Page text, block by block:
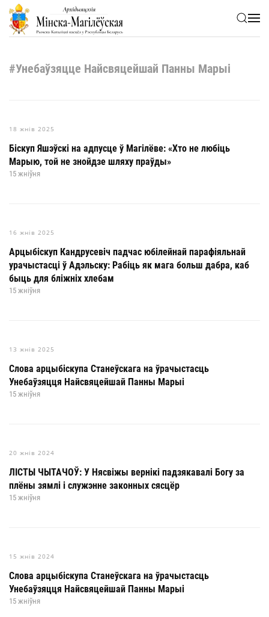
Skip to main content
#Унебаўзяцце Найсвяцейшай Панны Марыі
18 жнів 2025
Біскуп Яшэўскі на адпусце ў Магілёве: «Хто не любіць
Марыю, той не знойдзе шляху праўды»
15 жніўня
16 жнів 2025
Арцыбіскуп Кандрусевіч падчас юбілейнай парафіяльнай
урачыстасці ў Адэльску: Рабіць як мага больш дабра, каб
быць для бліжніх хлебам
15 жніўня
13 жнів 2025
Слова арцыбіскупа Станеўскага на ўрачыстасць
Унебаўзяцця Найсвяцейшай Панны Марыі
15 жніўня
20 жнів 2024
ЛІСТЫ ЧЫТАЧОЎ: У Нясвіжы вернікі падзякавалі Богу за
плёны зямлі і служэнне законных сясцёр
15 жніўня
15 жнів 2024
Слова арцыбіскупа Станеўскага на ўрачыстасць
Унебаўзяцця Найсвяцейшай Панны Марыі
15 жніўня